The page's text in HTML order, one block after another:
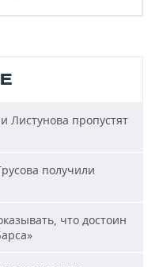
Листунова пропустят
получили
что достоин